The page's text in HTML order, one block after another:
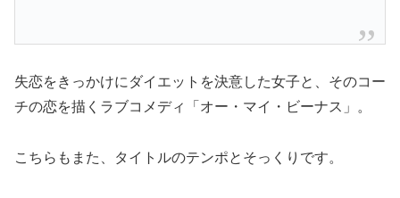
失恋をきっかけにダイエットを決意した女子と、そのコー
チの恋を描くラブコメディ「オー・マイ・ビーナス」。
こちらもまた、タイトルのテンポとそっくりです。